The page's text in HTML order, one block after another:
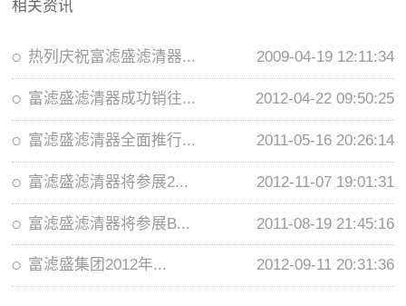
相关资讯
热列庆祝富滤盛滤清器... 2009-04-19 12:11:34
富滤盛滤清器成功销往... 2012-04-22 09:50:25
富滤盛滤清器全面推行... 2011-05-16 20:26:14
富滤盛滤清器将参展2... 2012-11-07 19:01:31
富滤盛滤清器将参展B... 2011-08-19 21:45:16
富滤盛集团2012年... 2012-09-11 20:31:36